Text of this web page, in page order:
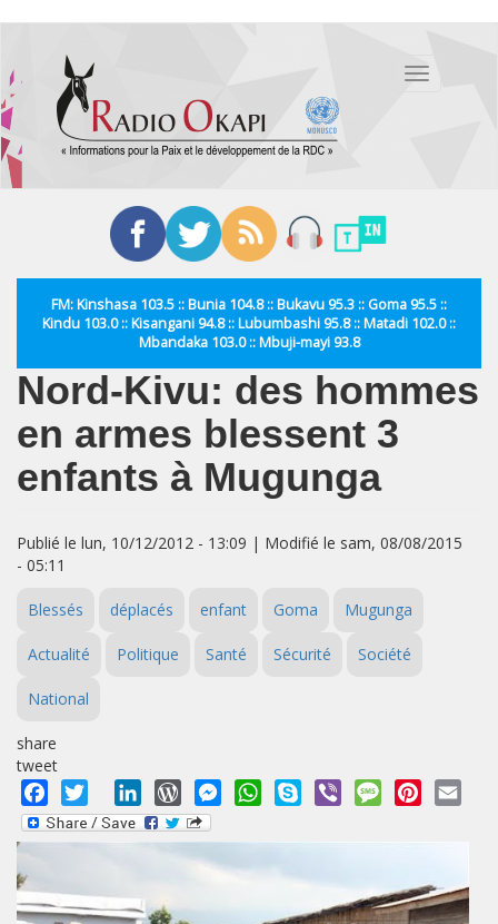
contenu
principal
Toggle
FM: Kinshasa 103.5 :: Bunia 104.8 :: Bukavu 95.3 :: Goma 95.5 ::
Kindu 103.0 :: Kisangani 94.8 :: Lubumbashi 95.8 :: Matadi 102.0 ::
Mbandaka 103.0 :: Mbuji-mayi 93.8
Nord-Kivu: des hommes
en armes blessent 3
enfants à Mugunga
Publié le lun, 10/12/2012 - 13:09 | Modifié le sam, 08/08/2015
- 05:11
Blessés déplacés enfant Goma Mugunga
Actualité Politique Santé Sécurité Société
National
share
tweet
Facebook
Twitter LinkedInWordPressMessengerWhatsApp
Skype Viber MessagePinterest